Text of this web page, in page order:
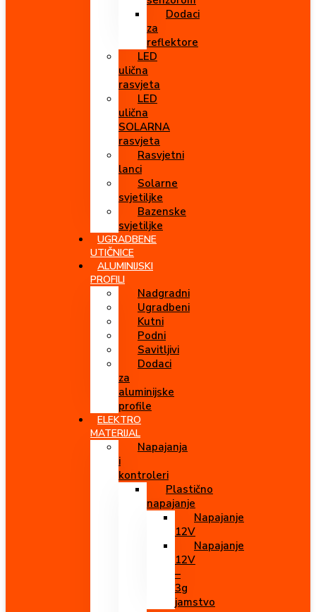
Dodaci
za
reflektore
LED
ulična
rasvjeta
LED
ulična
SOLARNA
rasvjeta
Rasvjetni
lanci
Solarne
svjetiljke
Bazenske
svjetiljke
UGRADBENE
UTIČNICE
ALUMINIJSKI
PROFILI
Nadgradni
Ugradbeni
Kutni
Podni
Savitljivi
Dodaci
za
aluminijske
profile
ELEKTRO
MATERIJAL
Napajanja
i
kontroleri
Plastično
napajanje
Napajanje
12V
Napajanje
12V
–
3g
jamstvo